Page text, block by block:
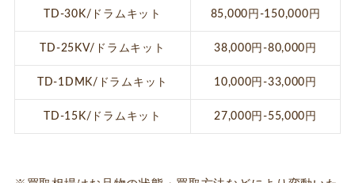
TD-30K/ドラムキット 85,000円-150,000円
TD-25KV/ドラムキット 38,000円-80,000円
TD-1DMK/ドラムキット 10,000円-33,000円
TD-15K/ドラムキット 27,000円-55,000円